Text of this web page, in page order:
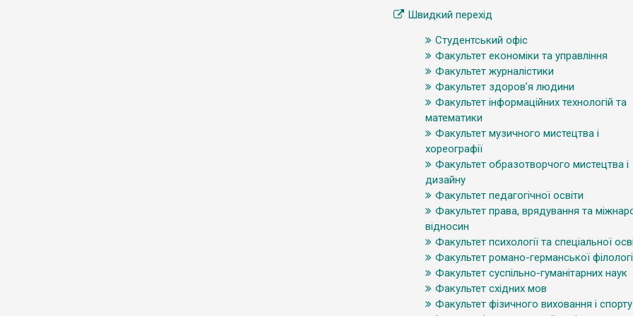
Швидкий перехід
Студентський офіс
Факультет економіки та управління
Факультет журналістики
Факультет здоров’я людини
Факультет інформаційних технологій та
математики
Факультет музичного мистецтва і
хореографії
Факультет образотворчого мистецтва і
дизайну
Факультет педагогічної освіти
Факультет права, врядування та
відносин
Факультет психології та спеціальної
Факультет романо-германської
Факультет суспільно-гуманітарних наук
Факультет східних мов
Факультет фізичного виховання і спорту